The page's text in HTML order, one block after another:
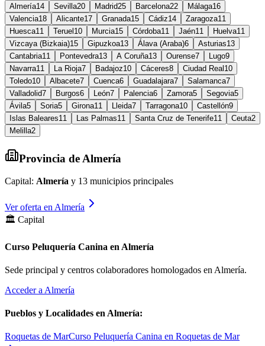
Almería14 Sevilla20 Madrid25 Barcelona22 Málaga16
Valencia18 Alicante17 Granada15 Cádiz14 Zaragoza11
Huesca11 Teruel 10 Murcia15 Córdoba11 Jaén11 Huelva11
Vizcaya (Bizkaia)15 Gipuzkoa13 Álava (Araba)6 Asturias13
Cantabria11 Pontevedra13 A Coruña13 Ourense7 Lugo9
Navarra11 La Rioja7 Badajoz10 Cáceres8 Ciudad Real 10
Toledo10 Albacete7 Cuenca6 Guadalajara7 Salamanca7
Valladolid7 Burgos6 León7 Palencia6 Zamora5 Segovia5
Ávila5 Soria5 Girona11 Lleida7 Tarragona10 Castellón9
Islas Baleares11 Las Palmas11 Santa Cruz de Tenerife11 Ceuta2
Melilla2
Provincia de Almería
Capital: Almería y 13 municipios principales
Ver oferta en Almería
🏛️ Capital
Curso Peluquería Canina en Almería
Sede principal y centros colaboradores homologados en Almería.
Acceder a Almería
Pueblos y Localidades en Almería:
Roquetas de MarCurso Peluquería Canina en Roquetas de Mar